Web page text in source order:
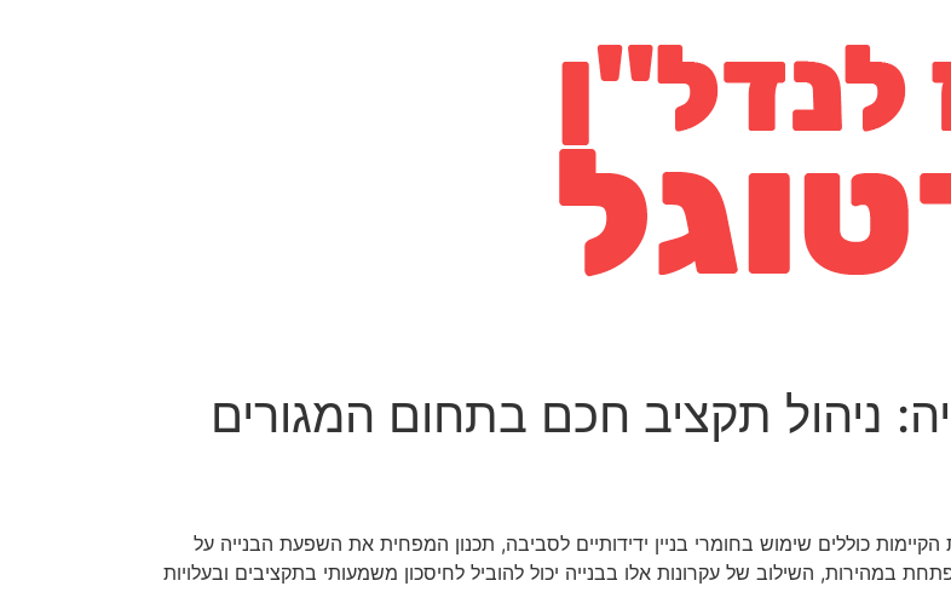
ניהול תקציב חכם בתחום המגורים
כוללים שימוש בחומרי בניין ידידותיים לסביבה, תכנון המפחית את השפעת הבנייה על
במהירות, השילוב של עקרונות אלו בבנייה יכול להוביל לחיסכון משמעותי בתקציבים ובעלויות